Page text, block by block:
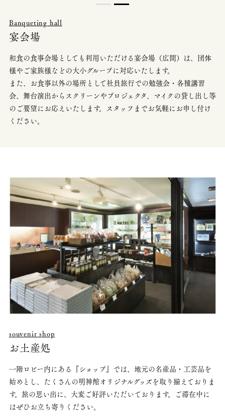
Banqueting hall
宴会場
和食の食事会場としても利用いただける宴会場（広間）は、団体
様やご家族様などの大小グループに対応いたします。
また、お食事以外の場所として社員旅行での勉強会・各種講習
会、舞台演出からスクリーンやプロジェクタ、マイクの貸し出し等
のご要望にお応えいたします。 スタッフまでお気軽にお申し付け
ください。
souvenir shop
お土産処
一階ロビー内にある『ショップ』では、地元の名産品・工芸品を
始めとし、たくさんの明神館オリジナルグッズを取り揃えておりま
す。 旅の思い出に、大変ご好評いただいております。 ご滞在中に
はぜひお立ち寄りください。